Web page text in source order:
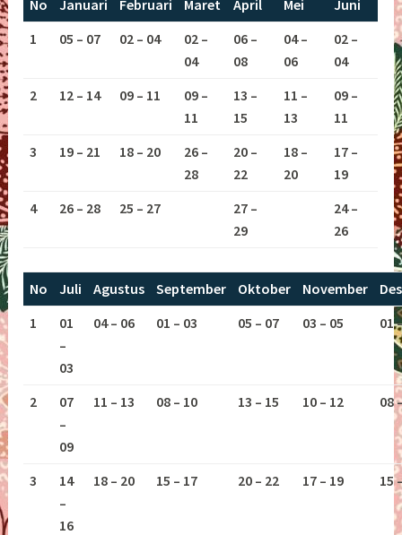
No Januari Februari Maret April Mei
Juni
1
05 – 07 02 – 04
02 –
04
06 –
08
04 –
06
02 –
04
2
12 – 14 09 – 11
09 –
11
13 –
15
11 –
13
09 –
11
3
19 – 21 18 – 20
26 –
28
20 –
22
18 –
20
17 –
19
4
26 – 28 25 – 27
27 –
29
24 –
26
No Juli Agustus September Oktober November
1
01
–
03
04 – 06 01 – 03 05 – 07 03 – 05 01
2
07
–
09
11 – 13 08 – 10 13 – 15 10 – 12 08
3
14
–
16
18 – 20 15 – 17 20 – 22 17 – 19 15